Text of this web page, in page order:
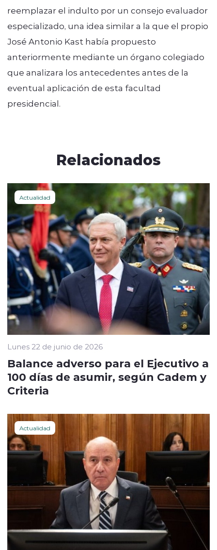
reemplazar el indulto por un consejo evaluador
especializado, una idea similar a la que el propio
José Antonio Kast había propuesto
anteriormente mediante un órgano colegiado
que analizara los antecedentes antes de la
eventual aplicación de esta facultad
presidencial.
Relacionados
Actualidad
Lunes 22 de junio de 2026
Balance adverso para el Ejecutivo a
100 días de asumir, según Cadem y
Criteria
Actualidad